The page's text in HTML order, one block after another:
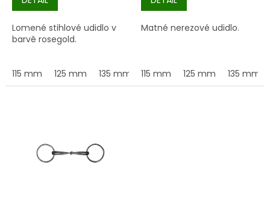
Lomené stihlové udidlo v
barvě rosegold.
115 mm 125 mm 135 mm 145 mm 155 mm
Matné nerezové udidlo.
115 mm 125 mm 135 mm